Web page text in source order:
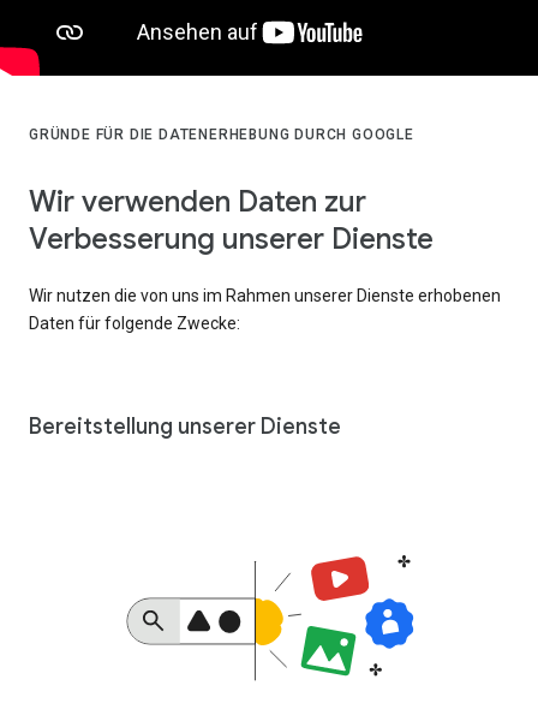
GRÜNDE FÜR DIE DATENERHEBUNG DURCH GOOGLE
Wir verwenden Daten zur
Verbesserung unserer Dienste
Wir nutzen die von uns im Rahmen unserer Dienste erhobenen
Daten für folgende Zwecke:
Bereitstellung unserer Dienste